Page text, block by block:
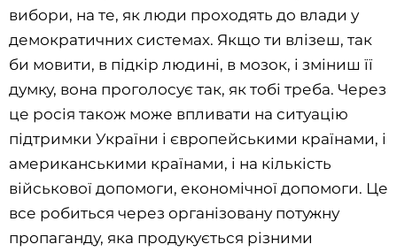
вибори, на те, як люди проходять до влади у
демократичних системах. Якщо ти влізеш, так
би мовити, в підкір людині, в мозок, і зміниш її
думку, вона проголосує так, як тобі треба. Через
це росія також може впливати на ситуацію
підтримки України і європейськими країнами, і
американськими країнами, і на кількість
військової допомоги, економічної допомоги. Це
все робиться через організовану потужну
пропаганду, яка продукується різними